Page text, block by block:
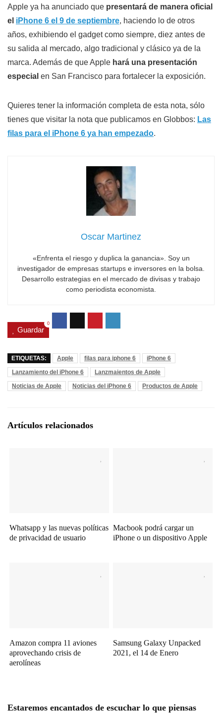
Apple ya ha anunciado que presentará de manera oficial
el iPhone 6 el 9 de septiembre, haciendo lo de otros
años, exhibiendo el gadget como siempre, diez antes de
su salida al mercado, algo tradicional y clásico ya de la
marca. Además de que Apple hará una presentación
especial en San Francisco para fortalecer la exposición.
Quieres tener la información completa de esta nota, sólo
tienes que visitar la nota que publicamos en Globbos: Las
filas para el iPhone 6 ya han empezado.
Oscar Martinez
«Enfrenta el riesgo y duplica la ganancia». Soy un
investigador de empresas startups e inversores en la bolsa.
Desarrollo estrategias en el mercado de divisas y trabajo
como periodista economista.
Guardar
0
ETIQUETAS: Apple filas para iphone 6
iPhone 6
Lanzamiento del iPhone 6
Lanzmaientos de Apple
Noticias de Apple
Noticias del iPhone 6 Productos de Apple
Artículos relacionados
Whatsapp y las nuevas políticas
de privacidad de usuario
Macbook podrá cargar un
iPhone o un dispositivo Apple
Amazon compra 11 aviones
aprovechando crisis de
aerolíneas
Samsung Galaxy Unpacked
2021, el 14 de Enero
Estaremos encantados de escuchar lo que piensas